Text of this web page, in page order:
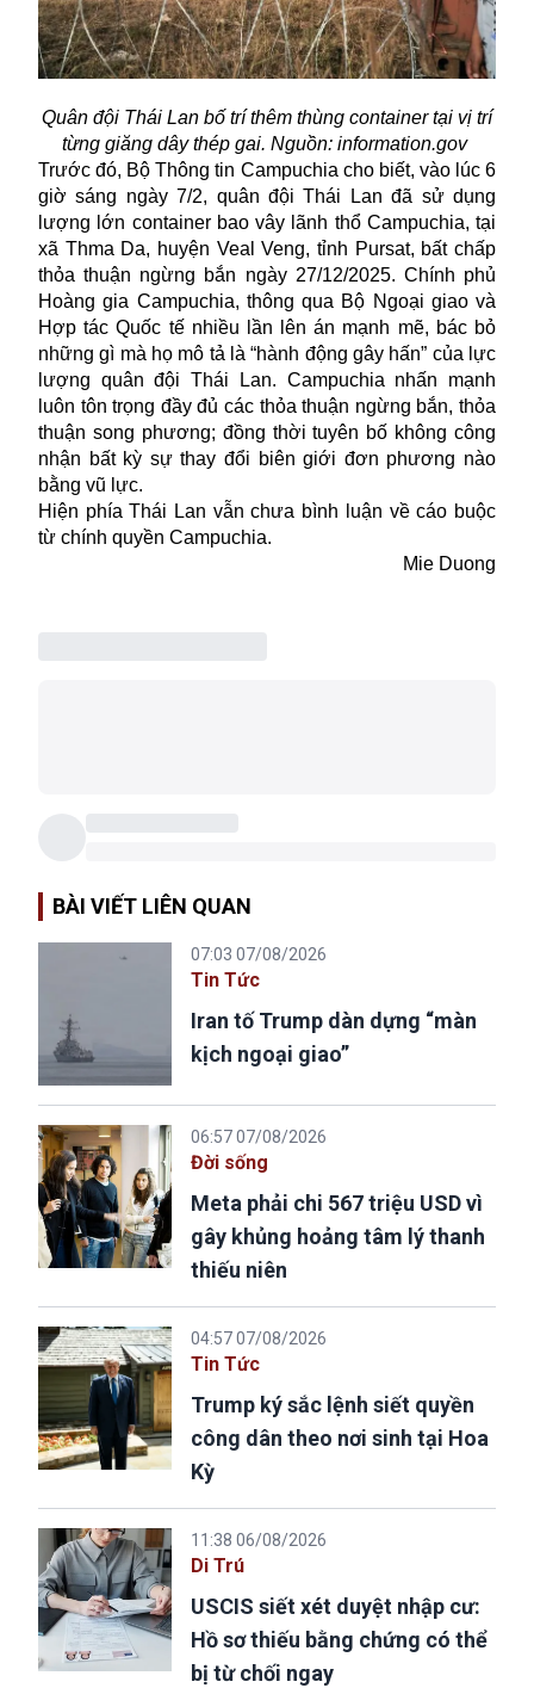
Quân đội Thái Lan bố trí thêm thùng container tại vị trí
từng giăng dây thép gai. Nguồn: information.gov
Trước đó, Bộ Thông tin Campuchia cho biết, vào lúc 6
giờ sáng ngày 7/2, quân đội Thái Lan đã sử dụng
lượng lớn container bao vây lãnh thổ Campuchia, tại
xã Thma Da, huyện Veal Veng, tỉnh Pursat, bất chấp
thỏa thuận ngừng bắn ngày 27/12/2025. Chính phủ
Hoàng gia Campuchia, thông qua Bộ Ngoại giao và
Hợp tác Quốc tế nhiều lần lên án mạnh mẽ, bác bỏ
những gì mà họ mô tả là “hành động gây hấn” của lực
lượng quân đội Thái Lan. Campuchia nhấn mạnh
luôn tôn trọng đầy đủ các thỏa thuận ngừng bắn, thỏa
thuận song phương; đồng thời tuyên bố không công
nhận bất kỳ sự thay đổi biên giới đơn phương nào
bằng vũ lực.
Hiện phía Thái Lan vẫn chưa bình luận về cáo buộc
từ chính quyền Campuchia.
Mie Duong
BÀI VIẾT LIÊN QUAN
07:03 07/08/2026
Tin Tức
Iran tố Trump dàn dựng “màn
kịch ngoại giao”
06:57 07/08/2026
Đời sống
Meta phải chi 567 triệu USD vì
gây khủng hoảng tâm lý thanh
thiếu niên
04:57 07/08/2026
Tin Tức
Trump ký sắc lệnh siết quyền
công dân theo nơi sinh tại Hoa
Kỳ
11:38 06/08/2026
Di Trú
USCIS siết xét duyệt nhập cư:
Hồ sơ thiếu bằng chứng có thể
bị từ chối ngay